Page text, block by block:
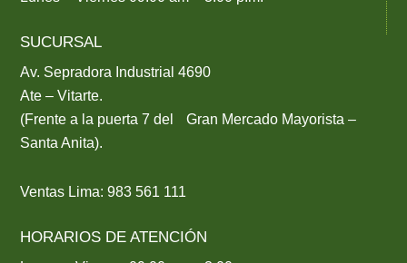
SUCURSAL
Av. Sepradora Industrial 4690
Ate – Vitarte.
(Frente a la puerta 7 del Gran Mercado Mayorista –
Santa Anita).
Ventas Lima: 983 561 111
HORARIOS DE ATENCIÓN